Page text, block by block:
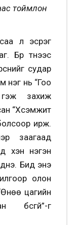
тоймлон
л эсрэг
Бүр түүнээс
судар
нэг нь “Гоо
гэж захиж
“Хүсэмжит
болсоор ирж.
заагаад
хэн нэгэн
Бид энэ
олон
цагийн
г